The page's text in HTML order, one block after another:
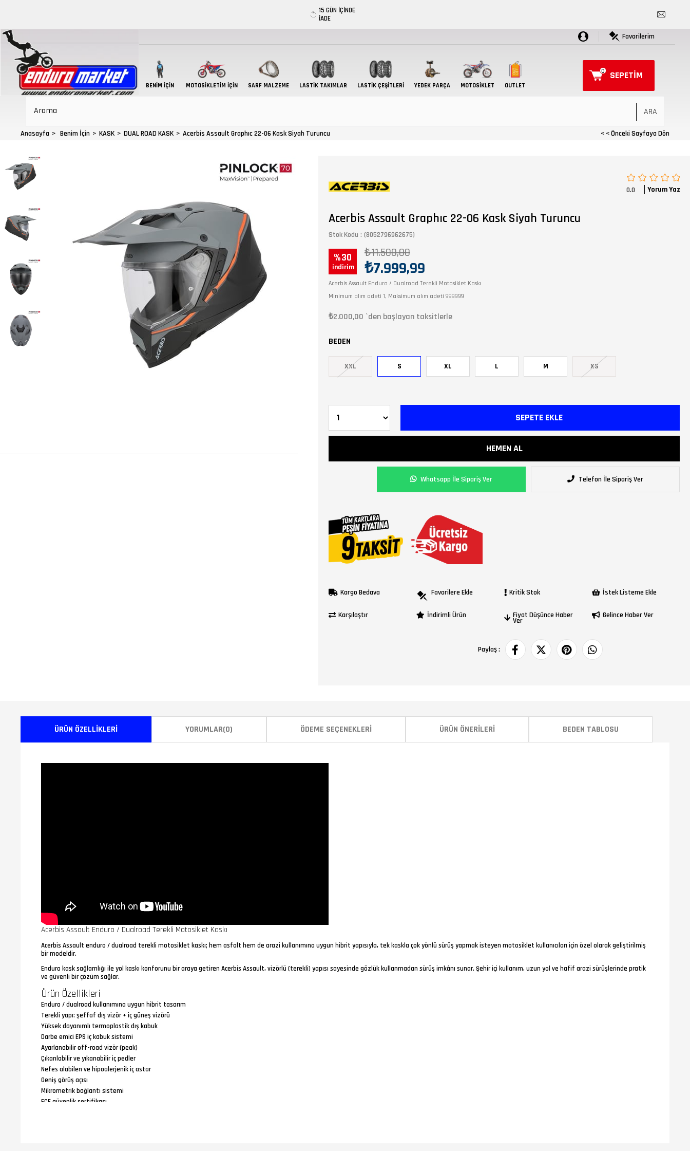
15 GÜN İÇİNDE
İADE
Favorilerim
BENIM İÇIN MOTOSIKLETIM İÇIN SARF MALZEME LASTIK TAKIMLAR LASTİK ÇEŞİTLERİ YEDEK PARÇA MOTOSIKLET OUTLET
SEPETIM
0
Anasayfa Benim İçin KASK DUAL ROAD KASK Acerbis Assault Graphıc 22-06 Kask Siyah Turuncu < < Önceki Sayfaya Dön
Acerbis Assault Graphıc 22-06 Kask Siyah Turuncu
Stok Kodu (8052796962675)
30 ₺11.500,00
₺7.999,99
Acerbis Assault Enduro / Dualroad Terekli Motosiklet Kaskı
Minimum alım adeti 1, Maksimum alım adeti 999999
₺2.000,00 `den başlayan taksitlerle
BEDEN
XXL S XL L M XS
Whatsapp İle Sipariş Ver Telefon İle Sipariş Ver
Kargo Bedava Favorilere Ekle Kritik Stok İstek Listeme Ekle
Karşılaştır İndirimli Ürün Fiyat Düşünce Haber
Ver
Gelince Haber Ver
Paylaş :
0.0 Yorum Yaz
ÜRÜN ÖZELLIKLERI YORUMLAR(0) ÖDEME SEÇENEKLERI ÜRÜN ÖNERILERI BEDEN TABLOSU
Acerbis Assault Enduro / Dualroad Terekli Motosiklet Kaskı
Acerbis Assault enduro / dualroad terekli motosiklet kaskı; hem asfalt hem de arazi kullanımına uygun hibrit yapısıyla, tek kaskla çok yönlü sürüş yapmak isteyen motosiklet kullanıcıları için özel olarak geliştirilmiş
bir modeldir.
Enduro kask sağlamlığı ile yol kaskı konforunu bir araya getiren Acerbis Assault, vizörlü (terekli) yapısı sayesinde gözlük kullanmadan sürüş imkânı sunar. Şehir içi kullanım, uzun yol ve hafif arazi sürüşlerinde pratik
ve güvenli bir çözüm sağlar.
Ürün Özellikleri
Enduro / dualroad kullanımına uygun hibrit tasarım
Terekli yapı: şeffaf dış vizör + iç güneş vizörü
Yüksek dayanımlı termoplastik dış kabuk
Darbe emici EPS iç kabuk sistemi
Ayarlanabilir off-road vizör (peak)
Çıkarılabilir ve yıkanabilir iç pedler
Nefes alabilen ve hipoalerjenik iç astar
Geniş görüş açısı
Mikrometrik bağlantı sistemi
ECE güvenlik sertifikası